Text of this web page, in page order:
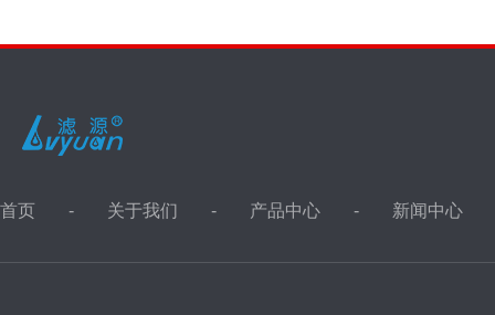
首页 关于我们 产品中心 新闻中心